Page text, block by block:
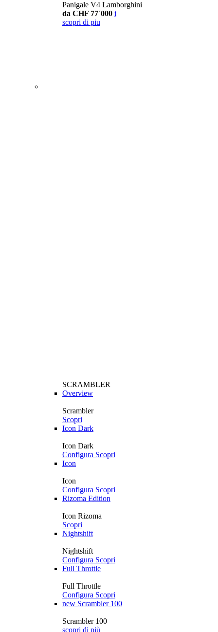
Panigale V4 Lamborghini
da CHF 77´000 i
scopri di piu
SCRAMBLER
Overview
Scrambler
Scopri
Icon Dark
Icon Dark
Configura Scopri
Icon
Icon
Configura Scopri
Rizoma Edition
Icon Rizoma
Scopri
Nightshift
Nightshift
Configura Scopri
Full Throttle
Full Throttle
Configura Scopri
new Scrambler 100
Scrambler 100
scopri di più